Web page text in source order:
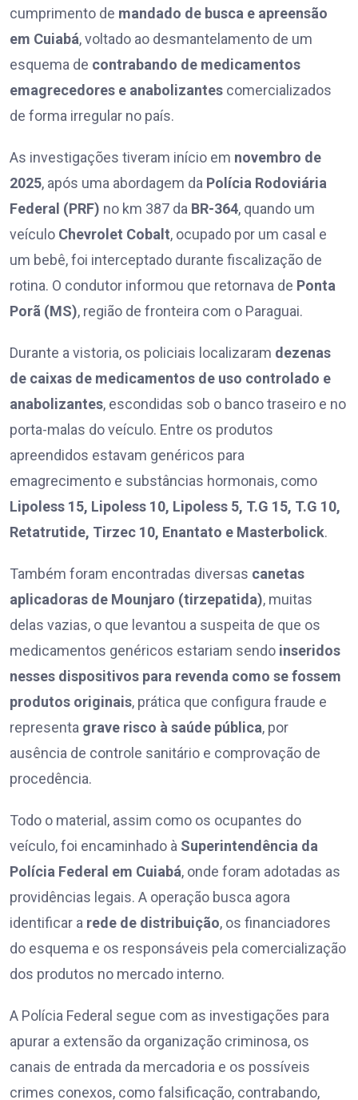
cumprimento de mandado de busca e apreensão
em Cuiabá, voltado ao desmantelamento de um
esquema de contrabando de medicamentos
emagrecedores e anabolizantes comercializados
de forma irregular no país.
As investigações tiveram início em novembro de
2025, após uma abordagem da Polícia Rodoviária
Federal (PRF) no km 387 da BR-364, quando um
veículo Chevrolet Cobalt, ocupado por um casal e
um bebê, foi interceptado durante fiscalização de
rotina. O condutor informou que retornava de Ponta
Porã (MS), região de fronteira com o Paraguai.
Durante a vistoria, os policiais localizaram dezenas
de caixas de medicamentos de uso controlado e
anabolizantes, escondidas sob o banco traseiro e no
porta-malas do veículo. Entre os produtos
apreendidos estavam genéricos para
emagrecimento e substâncias hormonais, como
Lipoless 15, Lipoless 10, Lipoless 5, T.G 15, T.G 10,
Retatrutide, Tirzec 10, Enantato e Masterbolick.
Também foram encontradas diversas canetas
aplicadoras de Mounjaro (tirzepatida), muitas
delas vazias, o que levantou a suspeita de que os
medicamentos genéricos estariam sendo inseridos
nesses dispositivos para revenda como se fossem
produtos originais, prática que configura fraude e
representa grave risco à saúde pública, por
ausência de controle sanitário e comprovação de
procedência.
Todo o material, assim como os ocupantes do
veículo, foi encaminhado à Superintendência da
Polícia Federal em Cuiabá, onde foram adotadas as
providências legais. A operação busca agora
identificar a rede de distribuição, os financiadores
do esquema e os responsáveis pela comercialização
dos produtos no mercado interno.
A Polícia Federal segue com as investigações para
apurar a extensão da organização criminosa, os
canais de entrada da mercadoria e os possíveis
crimes conexos, como falsificação, contrabando,